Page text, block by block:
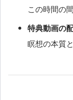
この時間の
特典動画の
瞑想の本質